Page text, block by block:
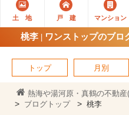
土 地 戸 建 マンション
桃李 | ワンストップのブロ
トップ 月別
熱海や湯河原・真鶴の不動
ブログトップ
桃李